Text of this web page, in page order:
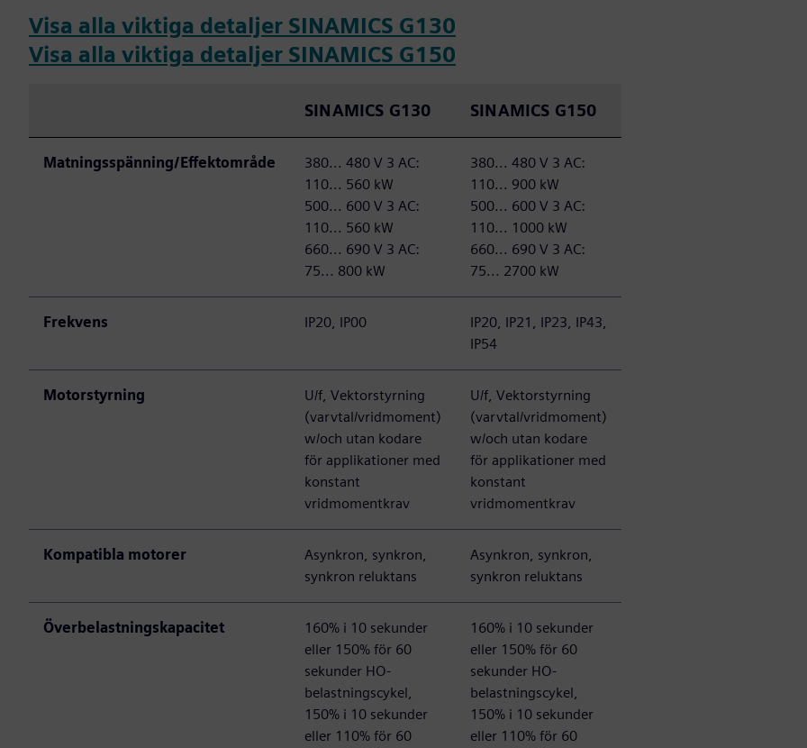
Visa alla viktiga detaljer SINAMICS G130
Visa alla viktiga detaljer SINAMICS G150
SINAMICS G130 SINAMICS G150
Matningsspänning/Effektområde
380... 480 V 3 AC:
110... 560 kW
500... 600 V 3 AC:
110... 560 kW
660... 690 V 3 AC:
75... 800 kW
380... 480 V 3 AC:
110... 900 kW
500... 600 V 3 AC:
110... 1000 kW
660... 690 V 3 AC:
75... 2700 kW
Frekvens IP20, IP00
IP20, IP21, IP23, IP43,
IP54
Motorstyrning
U/f, Vektorstyrning
(varvtal/vridmoment)
w/och utan kodare
för applikationer med
konstant
vridmomentkrav
U/f, Vektorstyrning
(varvtal/vridmoment)
w/och utan kodare
för applikationer med
konstant
vridmomentkrav
Kompatibla motorer
Asynkron, synkron,
synkron reluktans
Asynkron, synkron,
synkron reluktans
Överbelastningskapacitet
160% i 10 sekunder
eller 150% för 60
sekunder HO-
belastningscykel,
150% i 10 sekunder
eller 110% för 60
160% i 10 sekunder
eller 150% för 60
sekunder HO-
belastningscykel,
150% i 10 sekunder
eller 110% för 60